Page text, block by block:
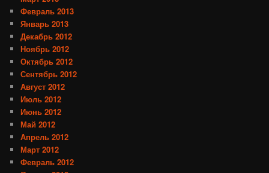
Февраль 2013
Январь 2013
Декабрь 2012
Ноябрь 2012
Октябрь 2012
Сентябрь 2012
Август 2012
Июль 2012
Июнь 2012
Май 2012
Апрель 2012
Март 2012
Февраль 2012